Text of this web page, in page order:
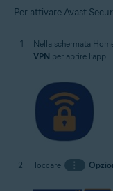
Per attivare Avast
Nella schermata
VPN per aprire l’app.
Toccare ⋮